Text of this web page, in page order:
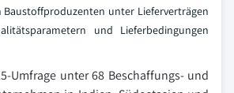
unter Lieferverträgen
und Lieferbedingungen
Umfrage unter 68 Beschaffungs- und